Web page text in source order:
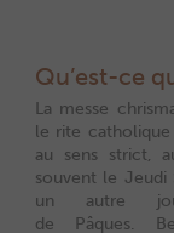
Qu’est-ce
La messe
le rite catholique
au sens strict,
souvent le Jeudi
un autre
de Pâques.